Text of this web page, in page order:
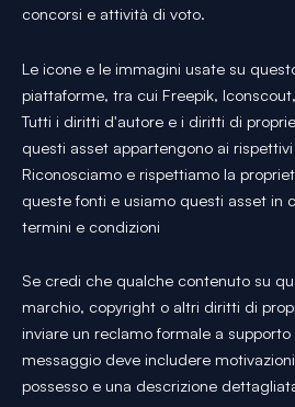
concorsi e attività di voto.
Le icone e le immagini usate su
piattaforme, tra cui Freepik,
Tutti i diritti d'autore e i diritti di
questi asset appartengono ai
Riconosciamo e rispettiamo la
queste fonti e usiamo questi asset in
termini e condizioni
Se credi che qualche contenuto su
marchio, copyright o altri diritti di
inviare un reclamo formale a
messaggio deve includere
possesso e una descrizione